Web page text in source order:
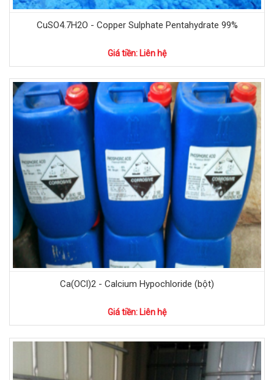
CuSO4.7H2O - Copper Sulphate Pentahydrate 99%
Giá tiền: Liên hệ
Ca(OCl)2 - Calcium Hypochloride (bột)
Giá tiền: Liên hệ